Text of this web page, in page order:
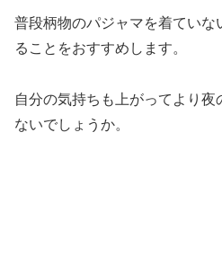
普段柄物のパジャマを着ていな
ることをおすすめします。
自分の気持ちも上がってより
ないでしょうか。